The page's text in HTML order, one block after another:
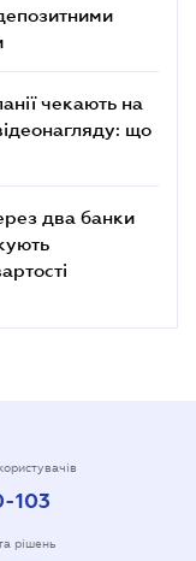
чекають на
що
два банки
103
рішень